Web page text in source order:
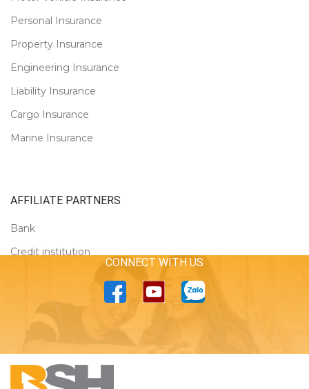
Personal Insurance
Property Insurance
Engineering Insurance
Liability Insurance
Cargo Insurance
Marine Insurance
AFFILIATE PARTNERS
Bank
Credit institution
CONNECT WITH US